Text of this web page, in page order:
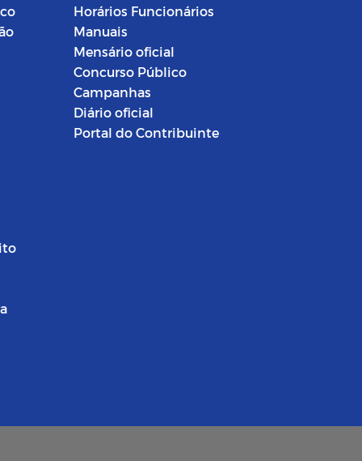
Horários Funcionários
Manuais
Mensário oficial
Concurso Público
Campanhas
Diário oficial
Portal do Contribuinte